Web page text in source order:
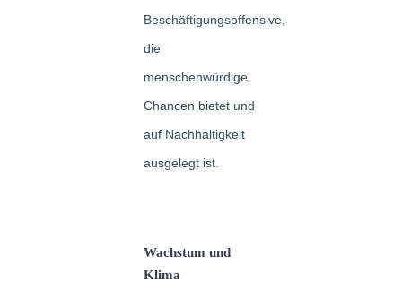
Beschäftigungsoffensive,
die
menschenwürdige
Chancen bietet und
auf Nachhaltigkeit
ausgelegt ist.
Wachstum und
Klima